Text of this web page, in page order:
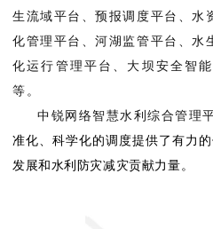
生流域平台、预报调度平台、水
化管理平台、河湖监管平台、水
化运行管理平台、大坝安全智
等。
中锐网络智慧水利综合管理
准化、科学化的调度提供了有力
发展和水利防灾减灾贡献力量。